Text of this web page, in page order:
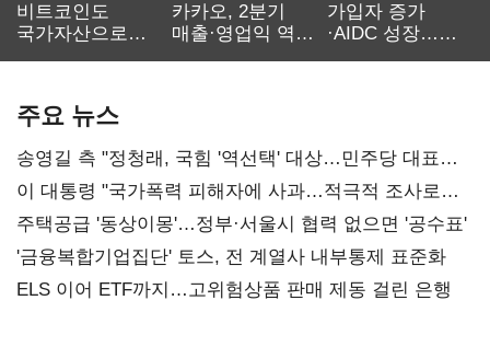
비트코인도
국가자산으로…'
카카오, 2분기
매출·영업익 역대
가입자 증가
·AIDC 성장…
주요 뉴스
송영길 측 "정청래, 국힘 '역선택' 대상…민주당 대표로
총선 지휘 못해"
이 대통령 "국가폭력 피해자에 사과…적극적 조사로
진실 밝혀야"
주택공급 '동상이몽'…정부·서울시 협력 없으면 '공수표'
'금융복합기업집단' 토스, 전 계열사 내부통제 표준화
ELS 이어 ETF까지…고위험상품 판매 제동 걸린 은행